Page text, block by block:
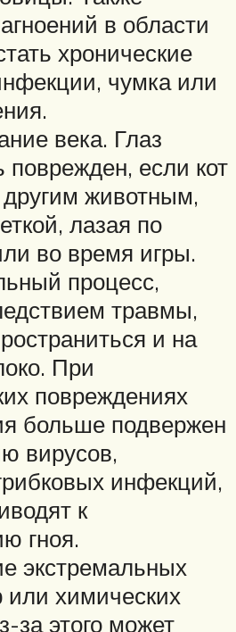
в области
хронические
чумка или
века. Глаз
если кот
животным,
лазая по
во время игры.
процесс,
травмы,
и на
При
повреждениях
больше подвержен
вирусов,
инфекций,
к
гноя.
экстремальных
или химических
за этого может